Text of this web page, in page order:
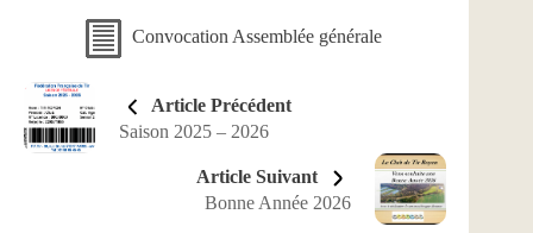
Convocation Assemblée générale
Article Précédent
Saison 2025 – 2026
Article Suivant
Bonne Année 2026